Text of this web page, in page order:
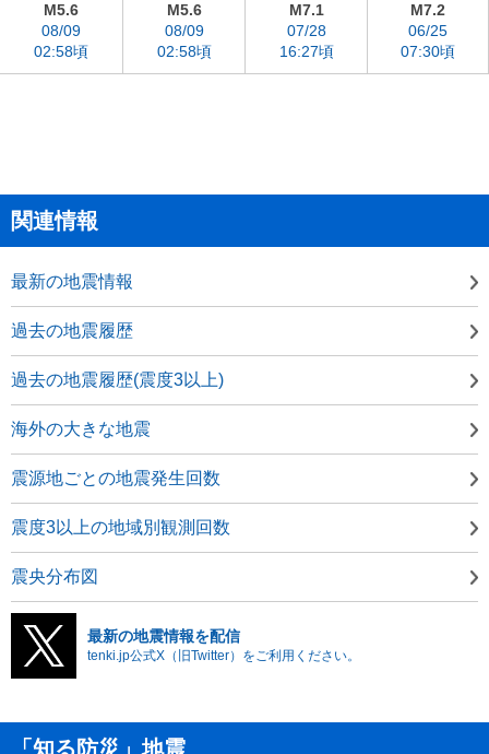
M5.6
08/09
02:58頃
M5.6
08/09
02:58頃
M7.1
07/28
16:27頃
M7.2
06/25
07:30頃
関連情報
最新の地震情報
過去の地震履歴
過去の地震履歴(震度3以上)
海外の大きな地震
震源地ごとの地震発生回数
震度3以上の地域別観測回数
震央分布図
最新の地震情報を配信
tenki.jp公式X（旧Twitter）をご利用ください。
「知る防災」地震